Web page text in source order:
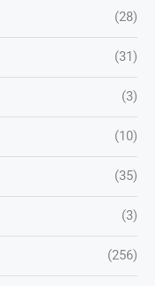
(28)
(31)
(3)
(10)
(35)
(3)
(256)